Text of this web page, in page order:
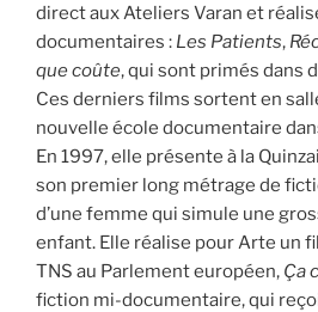
direct aux Ateliers Varan et
documentaires : Les Patients,
que coûte, qui sont primés dans
Ces derniers films sortent en
nouvelle école documentaire
En 1997, elle présente à la
son premier long métrage de
d’une femme qui simule une
enfant. Elle réalise pour Arte un
TNS au Parlement européen, Ça
fiction mi-documentaire, qui